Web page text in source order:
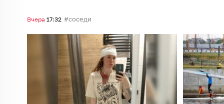
Вчера 17:32 соседи